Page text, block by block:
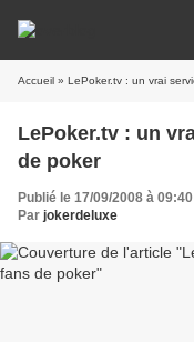
Accueil » LePoker.tv : un vrai
LePoker.tv : un
de poker
Publié le 17/09/2008 à 09:40
Par jokerdeluxe